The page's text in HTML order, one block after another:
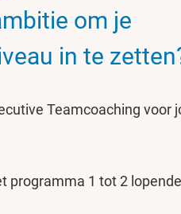
om je
in te
Teamcoaching voor
programma 1 tot 2 lopende